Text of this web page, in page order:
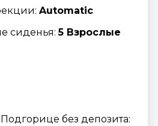
Automatic
сиденья:5 Взрослые
без депозита: